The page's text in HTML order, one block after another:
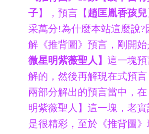
子】，預言【趙匡胤香孩兒
采萬分!為什麼本站這麼說?
解《推背圖》預言，剛開始
微星明紫薇聖人】 這一塊
解的，然後再解現在式預言
兩部分解出的預言當中，
明紫薇聖人】這一塊，老
是很精彩，至於《推背圖